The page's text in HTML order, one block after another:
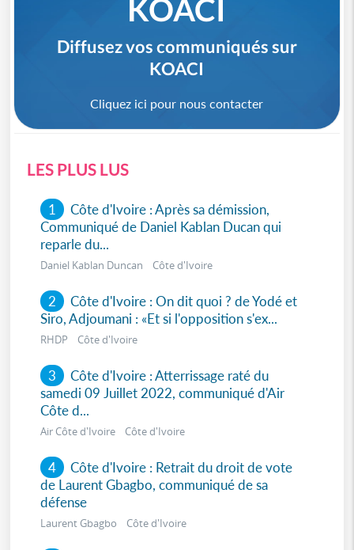
KOACI
Diffusez vos communiqués sur
KOACI
Cliquez ici pour nous contacter
LES PLUS LUS
1 Côte d'Ivoire : Après sa démission,
Communiqué de Daniel Kablan Ducan qui
reparle du...
Daniel Kablan Duncan Côte d'Ivoire
2 Côte d'Ivoire : On dit quoi ? de Yodé et
Siro, Adjoumani : «Et si l'opposition s'ex...
RHDP Côte d'Ivoire
3 Côte d'Ivoire : Atterrissage raté du
samedi 09 Juillet 2022, communiqué d'Air
Côte d...
Air Côte d'Ivoire Côte d'Ivoire
4 Côte d'Ivoire : Retrait du droit de vote
de Laurent Gbagbo, communiqué de sa
défense
Laurent Gbagbo Côte d'Ivoire